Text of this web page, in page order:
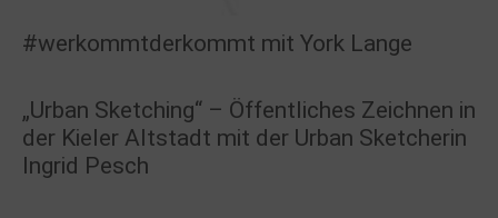
#werkommtderkommt mit York Lange
„Urban Sketching“ – Öffentliches Zeichnen in
der Kieler Altstadt mit der Urban Sketcherin
Ingrid Pesch